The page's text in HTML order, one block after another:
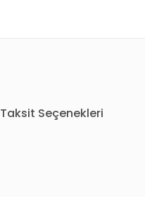
Taksit Seçenekleri